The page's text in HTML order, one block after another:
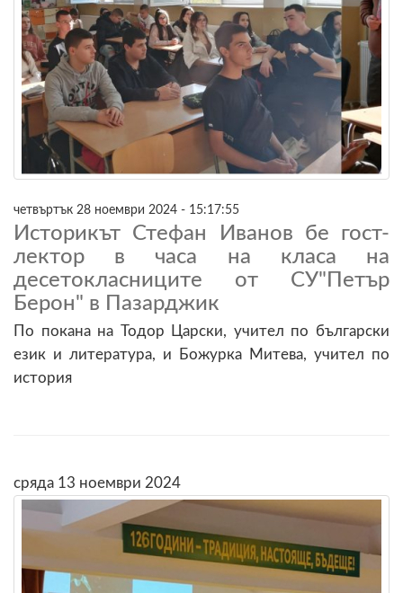
четвъртък 28 ноември 2024 - 15:17:55
Историкът Стефан Иванов бе гост-
лектор в часа на класа на
десетокласниците от СУ"Петър
Берон" в Пазарджик
По покана на Тодор Царски, учител по български
език и литература, и Божурка Митева, учител по
история
сряда 13 ноември 2024